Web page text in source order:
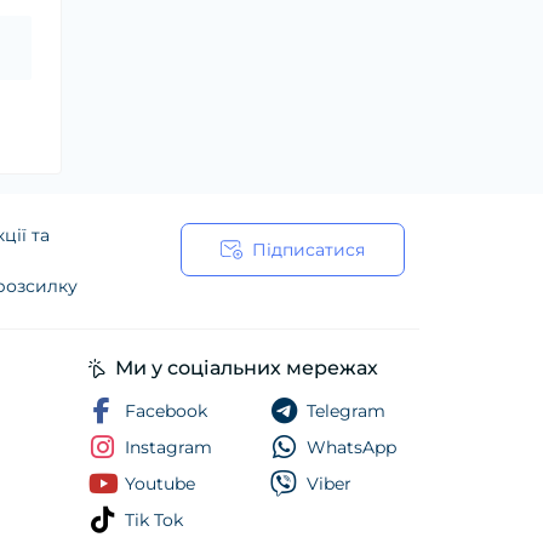
та
Підписатися
Ми у соціальних мережах
Facebook
Instagram
Youtube
Tik Tok
Telegram
WhatsApp
Viber